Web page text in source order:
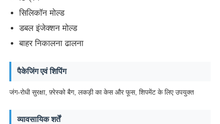
प्लास्टिक ऑटो पार्ट्स ढालना
डबल शॉट इंजेक्शन मोल्डिंग
चिकित्सा इंजेक्शन मोल्डिंग
सिलिकॉन मोल्ड
डबल इंजेक्शन मोल्ड
बाहर निकालना ढालना
पैकेजिंग एवं शिपिंग
जंग-रोधी सुरक्षा, फ़्रेस्को बैग, लकड़ी का केस और फूस, शिपमेंट के लिए उपयुक्त
व्यावसायिक शर्तें